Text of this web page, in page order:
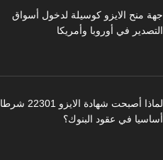
جهة منح الايزو كوسيلة لدخول أسواق
التصدير في أوروبا وأمريكا
لماذا أصبحت شهادة الايزو 22301 شرطا
أساسيا في عقود البنوك؟